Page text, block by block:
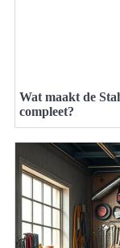
Wat maakt de
compleet?